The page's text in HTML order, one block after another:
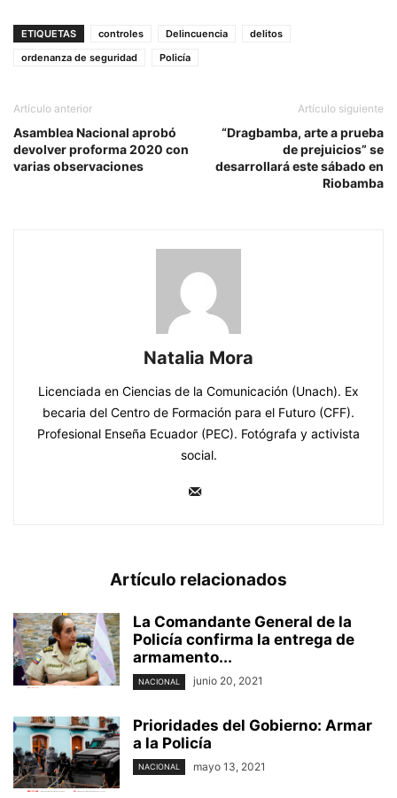
ETIQUETAS controles Delincuencia
delitos
ordenanza de seguridad
Policía
Artículo anterior
Asamblea Nacional aprobó
devolver proforma 2020 con
varias observaciones
Artículo siguiente
“Dragbamba, arte a prueba
de prejuicios” se
desarrollará este sábado en
Riobamba
Natalia Mora
Licenciada en Ciencias de la Comunicación (Unach). Ex
becaria del Centro de Formación para el Futuro (CFF).
Profesional Enseña Ecuador (PEC). Fotógrafa y activista
social.
Artículo relacionados
La Comandante General de la
Policía confirma la entrega de
armamento...
NACIONAL junio 20, 2021
Prioridades del Gobierno: Armar
a la Policía
NACIONAL mayo 13, 2021